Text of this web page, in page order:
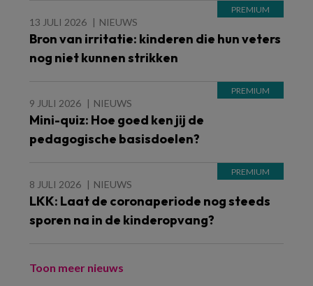
13 JULI 2026 NIEUWS
Bron van irritatie: kinderen die hun veters
nog niet kunnen strikken
9 JULI 2026 NIEUWS
Mini-quiz: Hoe goed ken jij de
pedagogische basisdoelen?
8 JULI 2026 NIEUWS
LKK: Laat de coronaperiode nog steeds
sporen na in de kinderopvang?
Toon meer nieuws